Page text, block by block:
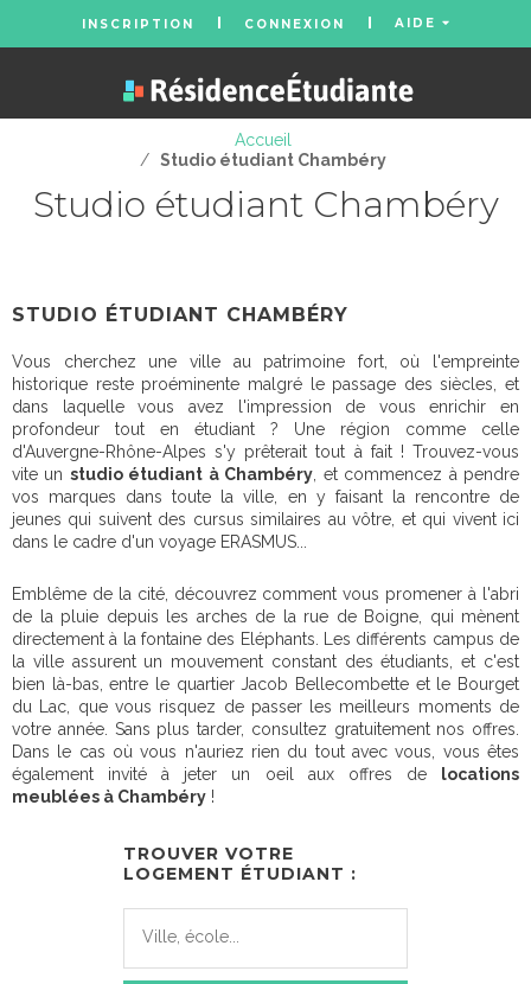
INSCRIPTION CONNEXION AIDE
Accueil
/ Studio étudiant Chambéry
Studio étudiant Chambéry
STUDIO ÉTUDIANT CHAMBÉRY
Vous cherchez une ville au patrimoine fort, où l'empreinte
historique reste proéminente malgré le passage des siècles, et
dans laquelle vous avez l'impression de vous enrichir en
profondeur tout en étudiant ? Une région comme celle
d'Auvergne-Rhône-Alpes s'y prêterait tout à fait ! Trouvez-vous
vite un studio étudiant à Chambéry , et commencez à pendre
vos marques dans toute la ville, en y faisant la rencontre de
jeunes qui suivent des cursus similaires au vôtre, et qui vivent ici
dans le cadre d'un voyage ERASMUS...
Emblême de la cité, découvrez comment vous promener à l'abri
de la pluie depuis les arches de la rue de Boigne, qui mènent
directement à la fontaine des Eléphants. Les différents campus de
la ville assurent un mouvement constant des étudiants, et c'est
bien là-bas, entre le quartier Jacob Bellecombette et le Bourget
du Lac, que vous risquez de passer les meilleurs moments de
votre année. Sans plus tarder, consultez gratuitement nos offres.
Dans le cas où vous n'auriez rien du tout avec vous, vous êtes
également invité à jeter un oeil aux offres de
locations
meublées à Chambéry !
TROUVER VOTRE
LOGEMENT ÉTUDIANT :